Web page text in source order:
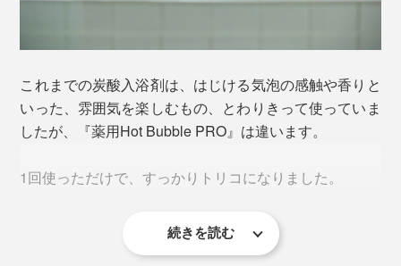
重炭酸湯ならではの入浴方法は、
皮膚のバリア機能は残したままなので、重炭酸湯に浸か
っているあいだから、肌ツルツルの感触を実感できると
思います。
入浴後も肌はしっとり潤ったまま。女優やモデルに愛用
入浴後は、体の奥深くからポッカポカ。自然な暖かさが
これまでの炭酸入浴剤は、はじける気泡の感触や香りと
いった、雰囲気を楽しむもの、とわりきって使っていま
したが、『薬用Hot Bubble PRO』は違います。
1回使っただけで、すっかりトリコになりました。
お風呂に入れても、色も香りもありませんが、まず驚い
続きを読む